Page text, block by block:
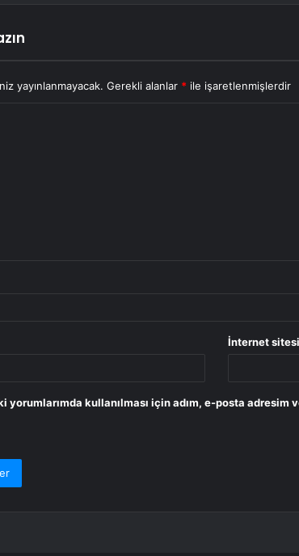
yayınlanmayacak. Gerekli alanlar * ile işaretlenmişlerdir
İnternet sitesi
yorumlarımda kullanılması için adım, e-posta adresim